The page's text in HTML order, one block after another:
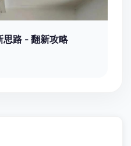
路 - 翻新攻略